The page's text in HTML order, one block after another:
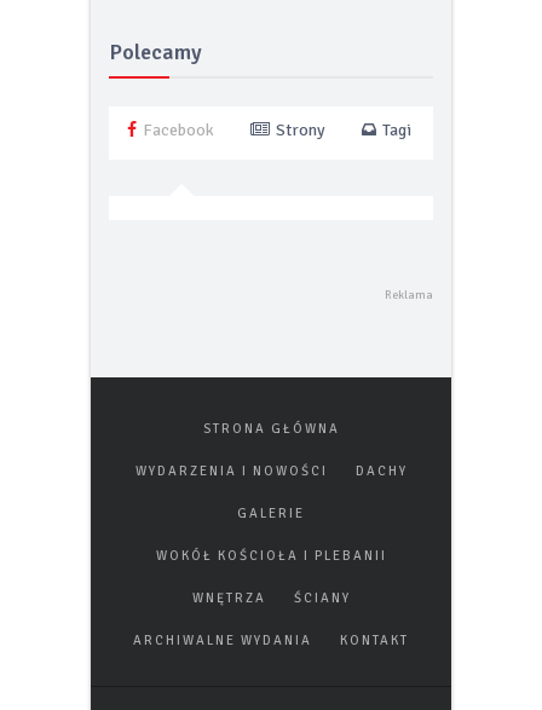
Polecamy
Facebook Strony Tagi
STRONA GŁÓWNA
WYDARZENIA I NOWOŚCI DACHY
GALERIE
WOKÓŁ KOŚCIOŁA I PLEBANII
WNĘTRZA ŚCIANY
ARCHIWALNE WYDANIA KONTAKT